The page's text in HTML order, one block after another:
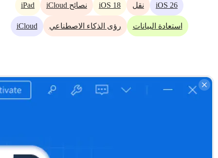
iOS 26 نقل iOS 18 نصائح iCloud iPad
استعادة البيانات رؤى الذكاء الاصطناعي iCloud